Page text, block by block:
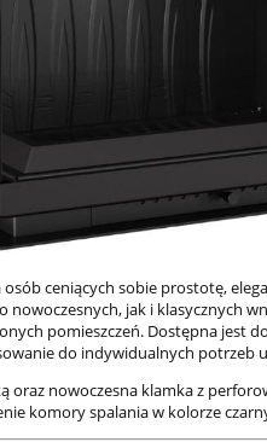
ceniących sobie prostotę,
jak i klasycznych
pomieszczeń. Dostępna jest
do indywidualnych potrzeb
oraz nowoczesna klamka z
komory spalania w kolorze